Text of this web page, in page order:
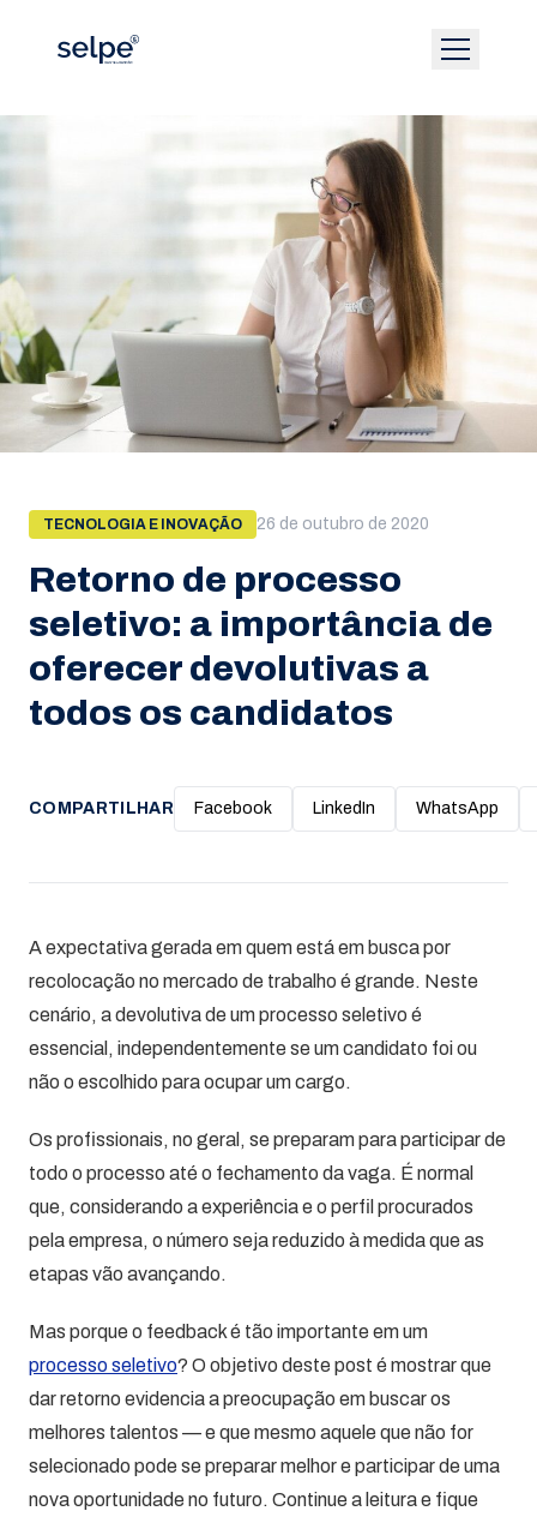
TECNOLOGIA E INOVAÇÃO 26 de outubro de 2020
Retorno de processo
seletivo: a importância de
oferecer devolutivas a
todos os candidatos
COMPARTILHAR Facebook LinkedIn WhatsApp
A expectativa gerada em quem está em busca por
recolocação no mercado de trabalho é grande. Neste
cenário, a devolutiva de um processo seletivo é
essencial, independentemente se um candidato foi ou
não o escolhido para ocupar um cargo.
Os profissionais, no geral, se preparam para participar de
todo o processo até o fechamento da vaga. É normal
que, considerando a experiência e o perfil procurados
pela empresa, o número seja reduzido à medida que as
etapas vão avançando.
Mas porque o feedback é tão importante em um
processo seletivo? O objetivo deste post é mostrar que
dar retorno evidencia a preocupação em buscar os
melhores talentos — e que mesmo aquele que não for
selecionado pode se preparar melhor e participar de uma
nova oportunidade no futuro. Continue a leitura e fique